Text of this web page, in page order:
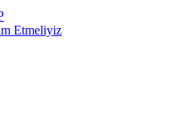
Etmeliyiz